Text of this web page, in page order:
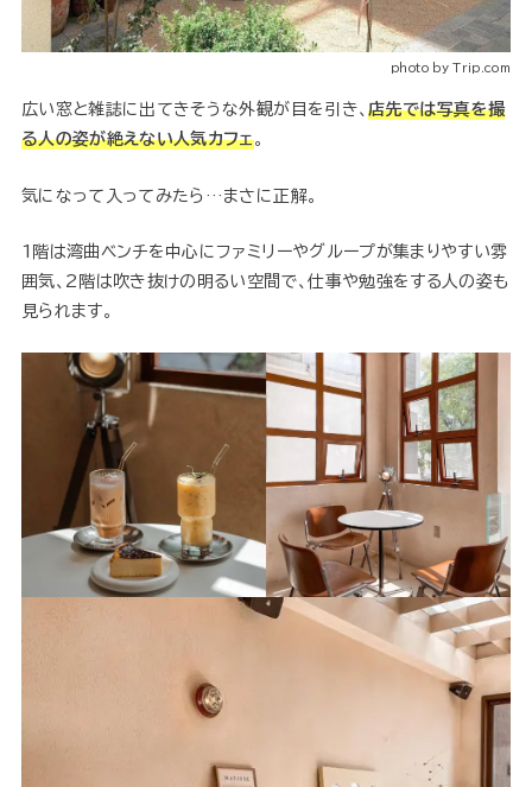
photo by Trip.com
広い窓と雑誌に出てきそうな外観が目を引き、店先では写真を撮
る人の姿が絶えない人気カフェ。
気になって入ってみたら…まさに正解。
1階は湾曲ベンチを中心にファミリーやグループが集まりやすい雰
囲気、2階は吹き抜けの明るい空間で、仕事や勉強をする人の姿も
見られます。